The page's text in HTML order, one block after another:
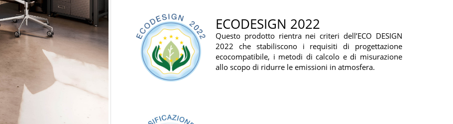
ECODESIGN 2022
Questo prodotto rientra nei criteri dell’ECO DESIGN
2022 che stabiliscono i requisiti di progettazione
ecocompatibile, i metodi di calcolo e di misurazione
allo scopo di ridurre le emissioni in atmosfera.